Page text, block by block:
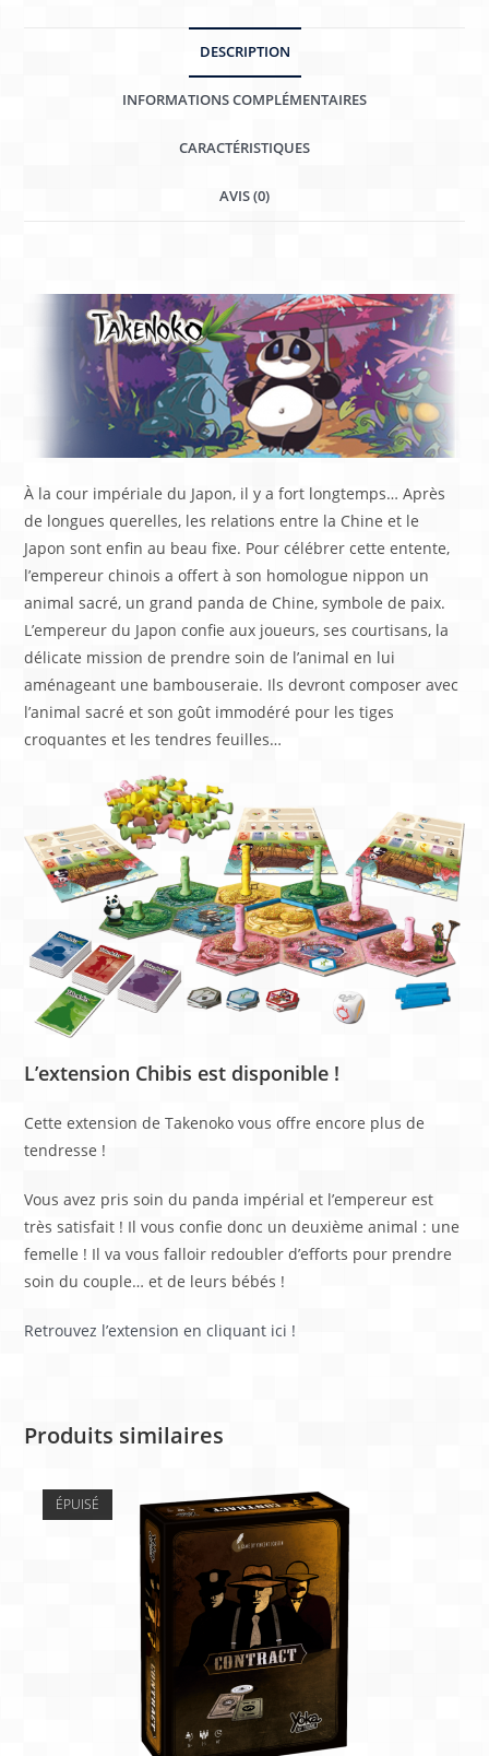
DESCRIPTION
INFORMATIONS COMPLÉMENTAIRES
CARACTÉRISTIQUES
AVIS (0)
À la cour impériale du Japon, il y a fort longtemps… Après
de longues querelles, les relations entre la Chine et le
Japon sont enfin au beau fixe. Pour célébrer cette entente,
l’empereur chinois a offert à son homologue nippon un
animal sacré, un grand panda de Chine, symbole de paix.
L’empereur du Japon confie aux joueurs, ses courtisans, la
délicate mission de prendre soin de l’animal en lui
aménageant une bambouseraie. Ils devront composer avec
l’animal sacré et son goût immodéré pour les tiges
croquantes et les tendres feuilles…
L’extension Chibis est disponible !
Cette extension de Takenoko vous offre encore plus de
tendresse !
Vous avez pris soin du panda impérial et l’empereur est
très satisfait ! Il vous confie donc un deuxième animal : une
femelle ! Il va vous falloir redoubler d’efforts pour prendre
soin du couple… et de leurs bébés !
Retrouvez l’extension en cliquant ici !
Produits similaires
ÉPUISÉ